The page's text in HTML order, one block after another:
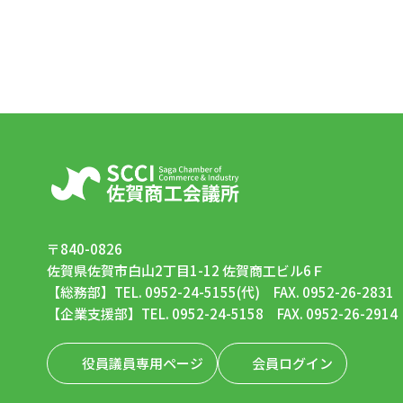
〒840-0826
佐賀県佐賀市白山2丁目1-12 佐賀商工ビル6Ｆ
【総務部】TEL. 0952-24-5155(代) FAX. 0952-26-2831
【企業支援部】TEL. 0952-24-5158 FAX. 0952-26-2914
役員議員専用ページ 会員ログイン